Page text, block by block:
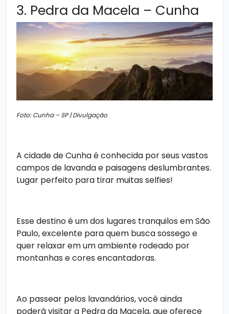
3. Pedra da Macela – Cunha
Foto: Cunha – SP | Divulgação
A cidade de Cunha é conhecida por seus vastos
campos de lavanda e paisagens deslumbrantes.
Lugar perfeito para tirar muitas selfies!
Esse destino é um dos lugares tranquilos em São
Paulo,excelente para quem busca sossego e
quer relaxar em um ambiente rodeado por
montanhas e cores encantadoras.
Ao passear pelos lavandários, você ainda
poderá visitar a Pedra da Macela, que oferece